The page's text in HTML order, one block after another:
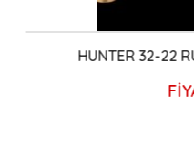
HUNTER 32-22